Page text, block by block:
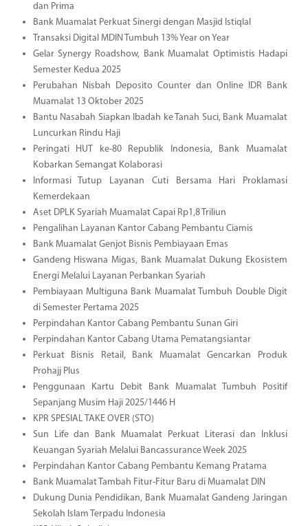
dan Prima
Bank Muamalat Perkuat Sinergi dengan Masjid Istiqlal
Transaksi Digital MDIN Tumbuh 13% Year on Year
Gelar Synergy Roadshow, Bank Muamalat Optimistis Hadapi
Semester Kedua 2025
Perubahan Nisbah Deposito Counter dan Online IDR Bank
Muamalat 13 Oktober 2025
Bantu Nasabah Siapkan Ibadah ke Tanah Suci, Bank Muamalat
Luncurkan Rindu Haji
Peringati HUT ke-80 Republik Indonesia, Bank Muamalat
Kobarkan Semangat Kolaborasi
Informasi Tutup Layanan Cuti Bersama Hari Proklamasi
Kemerdekaan
Aset DPLK Syariah Muamalat Capai Rp1,8 Triliun
Pengalihan Layanan Kantor Cabang Pembantu Ciamis
Bank Muamalat Genjot Bisnis Pembiayaan Emas
Gandeng Hiswana Migas, Bank Muamalat Dukung Ekosistem
Energi Melalui Layanan Perbankan Syariah
Pembiayaan Multiguna Bank Muamalat Tumbuh Double Digit
di Semester Pertama 2025
Perpindahan Kantor Cabang Pembantu Sunan Giri
Perpindahan Kantor Cabang Utama Pematangsiantar
Perkuat Bisnis Retail, Bank Muamalat Gencarkan Produk
Prohajj Plus
Penggunaan Kartu Debit Bank Muamalat Tumbuh Positif
Sepanjang Musim Haji 2025/1446 H
KPR SPESIAL TAKE OVER (STO)
Sun Life dan Bank Muamalat Perkuat Literasi dan Inklusi
Keuangan Syariah Melalui Bancassurance Week 2025
Perpindahan Kantor Cabang Pembantu Kemang Pratama
Bank Muamalat Tambah Fitur-Fitur Baru di Muamalat DIN
Dukung Dunia Pendidikan, Bank Muamalat Gandeng Jaringan
Sekolah Islam Terpadu Indonesia